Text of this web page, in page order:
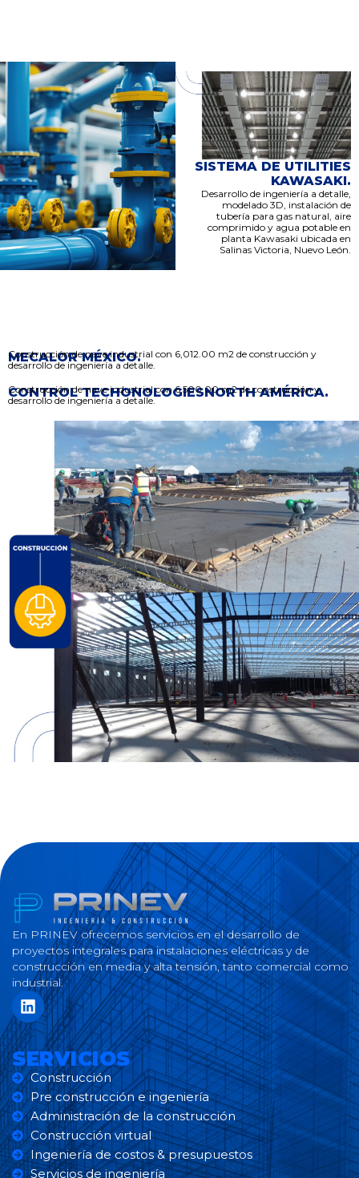
SISTEMA DE UTILITIES
KAWASAKI.
Desarrollo de ingeniería a detalle,
modelado 3D, instalación de
tubería para gas natural, aire
comprimido y agua potable en
planta Kawasaki ubicada en
Salinas Victoria, Nuevo León.
MECALOR MÉXICO.
Construcción de nave industrial con 6,012.00 m2 de construcción y
desarrollo de ingeniería a detalle.
CONTROL TECHONOLOGIESNORTH AMÉRICA.
Construcción de nave industrial con 6,500.00 m2 de construcción y
desarrollo de ingeniería a detalle.
En PRINEV ofrecemos servicios en el desarrollo de
proyectos integrales para instalaciones eléctricas y de
construcción en media y alta tensión, tanto comercial como
industrial.
SERVICIOS
Construcción
Pre construcción e ingeniería
Administración de la construcción
Construcción virtual
Ingeniería de costos & presupuestos
Servicios de ingeniería